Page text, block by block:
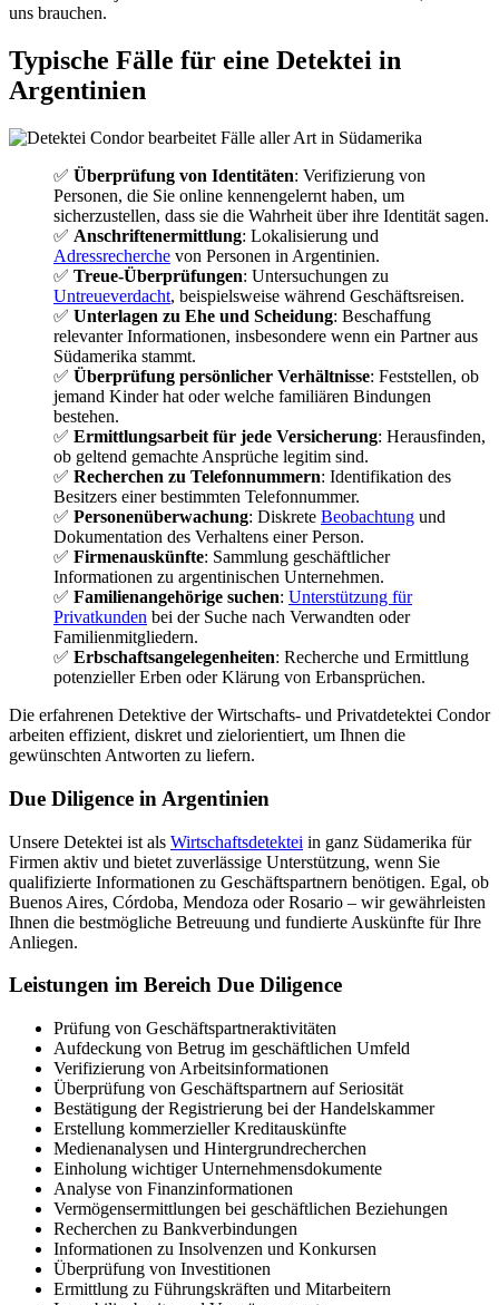
uns brauchen.
Typische Fälle für eine Detektei in
Argentinien
✅ Überprüfung von Identitäten: Verifizierung von
Personen, die Sie online kennengelernt haben, um
sicherzustellen, dass sie die Wahrheit über ihre Identität sagen.
✅ Anschriftenermittlung: Lokalisierung und
Adressrecherche von Personen in Argentinien.
✅ Treue-Überprüfungen: Untersuchungen zu
Untreueverdacht, beispielsweise während Geschäftsreisen.
✅ Unterlagen zu Ehe und Scheidung: Beschaffung
relevanter Informationen, insbesondere wenn ein Partner aus
Südamerika stammt.
✅ Überprüfung persönlicher Verhältnisse: Feststellen, ob
jemand Kinder hat oder welche familiären Bindungen
bestehen.
✅ Ermittlungsarbeit für jede Versicherung: Herausfinden,
ob geltend gemachte Ansprüche legitim sind.
✅ Recherchen zu Telefonnummern: Identifikation des
Besitzers einer bestimmten Telefonnummer.
✅ Personenüberwachung: Diskrete Beobachtung und
Dokumentation des Verhaltens einer Person.
✅ Firmenauskünfte: Sammlung geschäftlicher
Informationen zu argentinischen Unternehmen.
✅ Familienangehörige suchen: Unterstützung für
Privatkunden bei der Suche nach Verwandten oder
Familienmitgliedern.
✅ Erbschaftsangelegenheiten: Recherche und Ermittlung
potenzieller Erben oder Klärung von Erbansprüchen.
Die erfahrenen Detektive der Wirtschafts- und Privatdetektei Condor
arbeiten effizient, diskret und zielorientiert, um Ihnen die
gewünschten Antworten zu liefern.
Due Diligence in Argentinien
Unsere Detektei ist als Wirtschaftsdetektei in ganz Südamerika für
Firmen aktiv und bietet zuverlässige Unterstützung, wenn Sie
qualifizierte Informationen zu Geschäftspartnern benötigen. Egal, ob
Buenos Aires, Córdoba, Mendoza oder Rosario – wir gewährleisten
Ihnen die bestmögliche Betreuung und fundierte Auskünfte für Ihre
Anliegen.
Leistungen im Bereich Due Diligence
Prüfung von Geschäftspartneraktivitäten
Aufdeckung von Betrug im geschäftlichen Umfeld
Verifizierung von Arbeitsinformationen
Überprüfung von Geschäftspartnern auf Seriosität
Bestätigung der Registrierung bei der Handelskammer
Erstellung kommerzieller Kreditauskünfte
Medienanalysen und Hintergrundrecherchen
Einholung wichtiger Unternehmensdokumente
Analyse von Finanzinformationen
Vermögensermittlungen bei geschäftlichen Beziehungen
Recherchen zu Bankverbindungen
Informationen zu Insolvenzen und Konkursen
Überprüfung von Investitionen
Ermittlung zu Führungskräften und Mitarbeitern